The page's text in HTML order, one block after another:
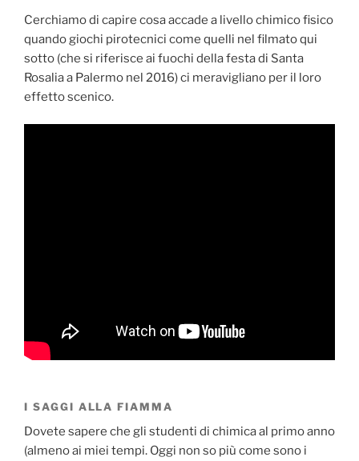
Cerchiamo di capire cosa accade a livello chimico fisico
quando giochi pirotecnici come quelli nel filmato qui
sotto (che si riferisce ai fuochi della festa di Santa
Rosalia a Palermo nel 2016) ci meravigliano per il loro
effetto scenico.
I SAGGI ALLA FIAMMA
Dovete sapere che gli studenti di chimica al primo anno
(almeno ai miei tempi. Oggi non so più come sono i